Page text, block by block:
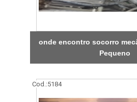
onde encontro socorro
Pequeno
Cod.:5184